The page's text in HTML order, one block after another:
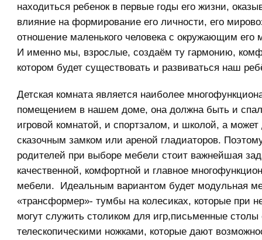
находиться ребенок в первые годы его жизни,
влияние на формирование его личности, его
отношение маленького человека с окружающим его
И именно мы, взрослые, создаём ту гармонию,
котором будет существовать и развиваться наш
Детская комната является наиболее
помещением в нашем доме, она должна быть и
игровой комнатой, и спортзалом, и школой, а может
сказочным замком или ареной гладиаторов.
родителей при выборе мебели стоит важнейшая
качественной, комфортной и главное
мебели. Идеальным вариантом будет модульная
«трансформер»- тумбы на колесиках, которые при
могут служить столиком для игр,письменные столы
телескопическими ножками, которые дают